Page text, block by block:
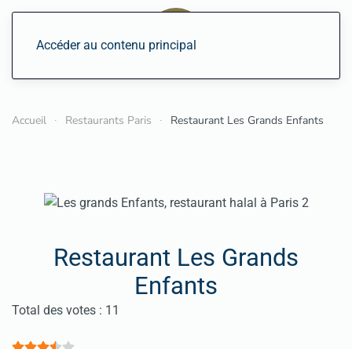
Accéder au contenu principal
Accueil Restaurants Paris Restaurant Les Grands Enfants
Restaurant Les Grands
Enfants
Vote utilisateur:3.5
Total des votes : 11